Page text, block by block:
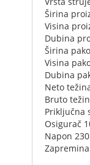
Širina
Visina
Dubina
Širina
Visina
Dubina
Neto
Bruto
Priključna
Osigurač
Napon